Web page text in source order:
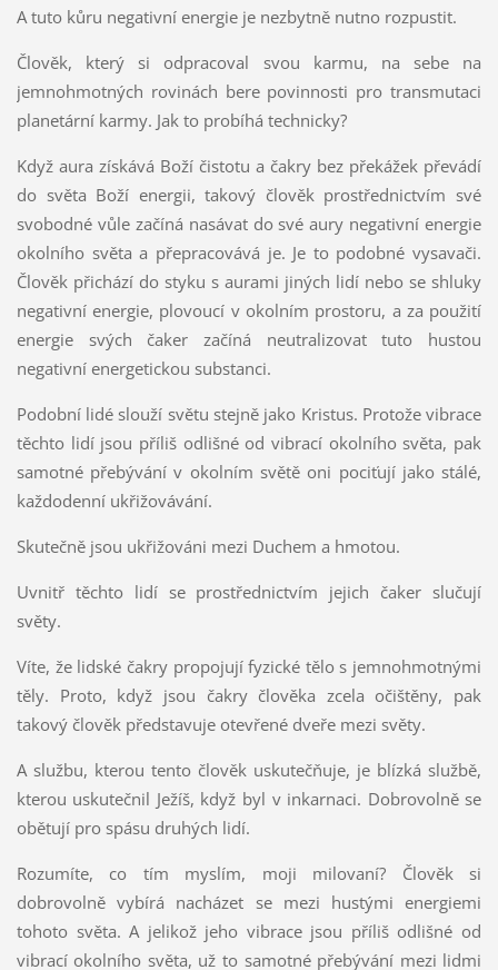
A tuto kůru negativní energie je nezbytně nutno rozpustit.
Člověk, který si odpracoval svou karmu, na sebe na
jemnohmotných rovinách bere povinnosti pro transmutaci
planetární karmy. Jak to probíhá technicky?
Když aura získává Boží čistotu a čakry bez překážek převádí
do světa Boží energii, takový člověk prostřednictvím své
svobodné vůle začíná nasávat do své aury negativní energie
okolního světa a přepracovává je. Je to podobné vysavači.
Člověk přichází do styku s aurami jiných lidí nebo se shluky
negativní energie, plovoucí v okolním prostoru, a za použití
energie svých čaker začíná neutralizovat tuto hustou
negativní energetickou substanci.
Podobní lidé slouží světu stejně jako Kristus. Protože vibrace
těchto lidí jsou příliš odlišné od vibrací okolního světa, pak
samotné přebývání v okolním světě oni pociťují jako stálé,
každodenní ukřižovávání.
Skutečně jsou ukřižováni mezi Duchem a hmotou.
Uvnitř těchto lidí se prostřednictvím jejich čaker slučují
světy.
Víte, že lidské čakry propojují fyzické tělo s jemnohmotnými
těly. Proto, když jsou čakry člověka zcela očištěny, pak
takový člověk představuje otevřené dveře mezi světy.
A službu, kterou tento člověk uskutečňuje, je blízká službě,
kterou uskutečnil Ježíš, když byl v inkarnaci. Dobrovolně se
obětují pro spásu druhých lidí.
Rozumíte, co tím myslím, moji milovaní? Člověk si
dobrovolně vybírá nacházet se mezi hustými energiemi
tohoto světa. A jelikož jeho vibrace jsou příliš odlišné od
vibrací okolního světa, už to samotné přebývání mezi lidmi